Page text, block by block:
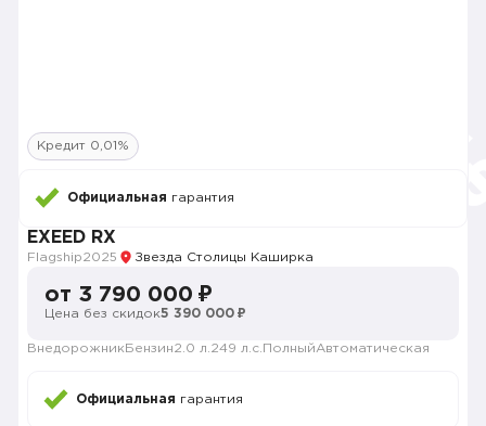
Кредит 0,01%
Официальная гарантия
EXEED RX
Flagship2025 Звезда Столицы Каширка
от 3 790 000 ₽
Цена без скидок5 390 000 ₽
Внедорожник Бензин2.0 л. 249 л.с. ПолныйАвтоматическая
Официальная гарантия